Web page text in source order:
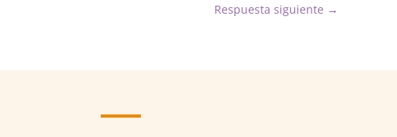
Respuesta siguiente →